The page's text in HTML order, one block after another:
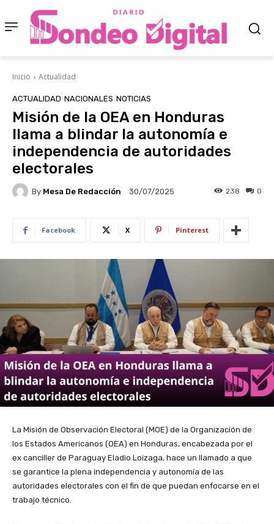
Inicio Actualidad
ACTUALIDAD NACIONALES NOTICIAS
Misión de la OEA en Honduras
llama a blindar la autonomía e
independencia de autoridades
electorales
By Mesa De Redacción 30/07/2025 0
238
Facebook X Pinterest
La Misión de Observación Electoral (MOE) de la Organización de
los Estados Americanos (OEA) en Honduras, encabezada por el
ex canciller de Paraguay Eladio Loizaga, hace un llamado a que
se garantice la plena independencia y autonomía de las
autoridades electorales con el fin de que puedan enfocarse en el
trabajo técnico.